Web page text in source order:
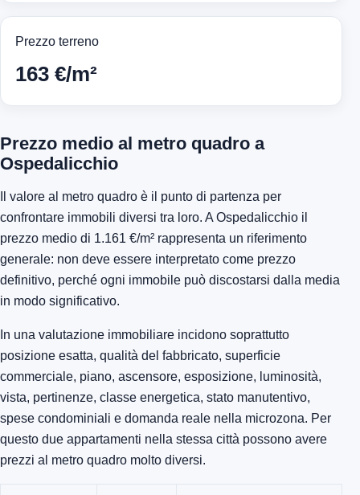
Prezzo terreno
163 €/m²
Prezzo medio al metro quadro a
Ospedalicchio
Il valore al metro quadro è il punto di partenza per
confrontare immobili diversi tra loro. A Ospedalicchio il
prezzo medio di 1.161 €/m² rappresenta un riferimento
generale: non deve essere interpretato come prezzo
definitivo, perché ogni immobile può discostarsi dalla media
in modo significativo.
In una valutazione immobiliare incidono soprattutto
posizione esatta, qualità del fabbricato, superficie
commerciale, piano, ascensore, esposizione, luminosità,
vista, pertinenze, classe energetica, stato manutentivo,
spese condominiali e domanda reale nella microzona. Per
questo due appartamenti nella stessa città possono avere
prezzi al metro quadro molto diversi.